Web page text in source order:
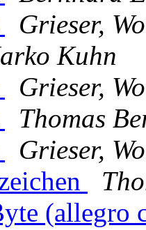
Grieser,
Kuhn
Grieser,
Thomas
Grieser,
(allegro